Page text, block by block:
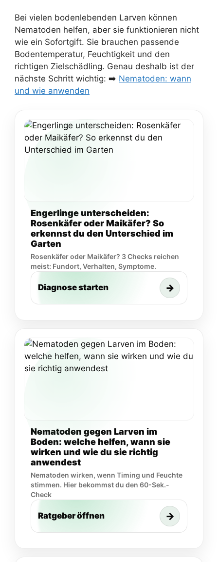
Bei vielen bodenlebenden Larven können
Nematoden helfen, aber sie funktionieren nicht
wie ein Sofortgift. Sie brauchen passende
Bodentemperatur, Feuchtigkeit und den
richtigen Zielschädling. Genau deshalb ist der
nächste Schritt wichtig: ➡️ Nematoden: wann
und wie anwenden
Engerlinge unterscheiden:
Rosenkäfer oder Maikäfer? So
erkennst du den Unterschied im
Garten
Rosenkäfer oder Maikäfer? 3 Checks reichen
meist: Fundort, Verhalten, Symptome.
Diagnose starten →
Nematoden gegen Larven im
Boden: welche helfen, wann sie
wirken und wie du sie richtig
anwendest
Nematoden wirken, wenn Timing und Feuchte
stimmen. Hier bekommst du den 60-Sek.-
Check
Ratgeber öffnen →